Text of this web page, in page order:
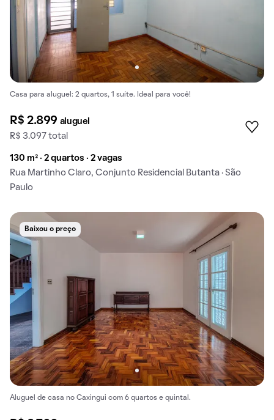
Casa para aluguel: 2 quartos, 1 suíte. Ideal para você!
R$ 2.899 aluguel
R$ 3.097 total
130 m² · 2 quartos · 2 vagas
Rua Martinho Claro, Conjunto Residencial Butanta · São
Paulo
Baixou o preço
Aluguel de casa no Caxingui com 6 quartos e quintal.